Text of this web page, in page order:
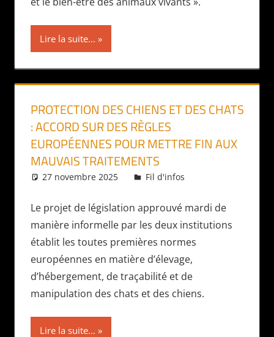
Lire la suite...
PROTECTION DES CHIENS ET DES CHATS
: ACCORD SUR DES RÈGLES
EUROPÉENNES POUR METTRE FIN AUX
MAUVAIS TRAITEMENTS
27 novembre 2025 Daniel
Fil d'infos
Le projet de législation approuvé mardi de
manière informelle par les deux institutions
établit les toutes premières normes
européennes en matière d’élevage,
d’hébergement, de traçabilité et de
manipulation des chats et des chiens.
Lire la suite...